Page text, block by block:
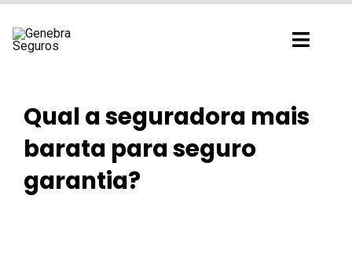
para
Qual a seguradora mais
barata para seguro
garantia?